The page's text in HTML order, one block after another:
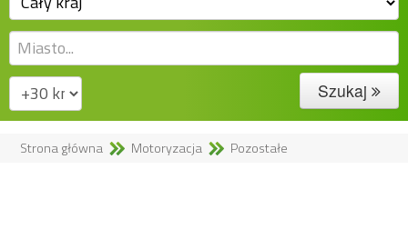
Szukaj
Strona główna Motoryzacja Pozostałe